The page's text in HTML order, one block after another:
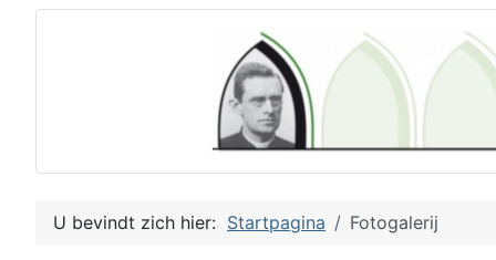
U bevindt zich hier: Startpagina Fotogalerij